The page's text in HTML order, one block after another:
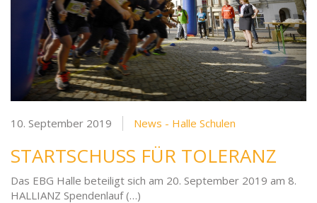
10. September 2019 News - Halle Schulen
STARTSCHUSS FÜR TOLERANZ
Das EBG Halle beteiligt sich am 20. September 2019 am 8.
HALLIANZ Spendenlauf (…)